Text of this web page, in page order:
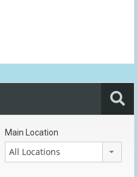
Main Location
All Locations